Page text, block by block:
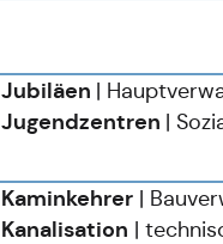
Jubiläen |
Jugendzentren |
Kaminkehrer |
Kanalisation |